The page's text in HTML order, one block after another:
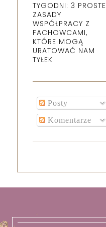
TYGODNI: 3 PROSTE
ZASADY
WSPÓŁPRACY Z
FACHOWCAMI,
KTÓRE MOGĄ
URATOWAĆ NAM
TYŁEK
Posty
Komentarze